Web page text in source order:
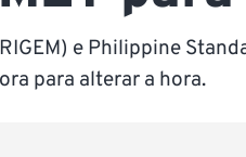
e Philippine
para alterar a hora.